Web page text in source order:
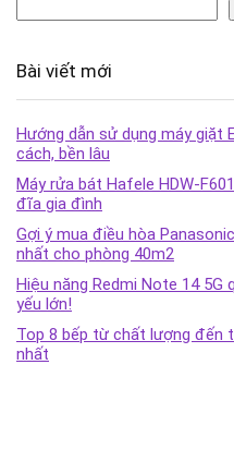
Bài viết mới
Hướng dẫn sử dụng máy giặt
cách, bền lâu
Máy rửa bát Hafele HDW-
đĩa gia đình
Gợi ý mua điều hòa
nhất cho phòng 40m2
Hiệu năng Redmi Note 14 5G
yếu lớn!
Top 8 bếp từ chất lượng đến
nhất